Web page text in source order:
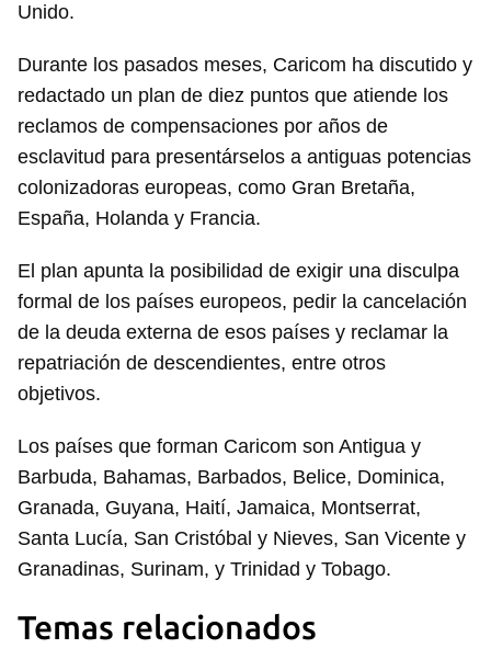
Para poder guardar como favorito, primero has de
Unido.
Durante los pasados meses, Caricom ha discutido y
redactado un plan de diez puntos que atiende los
reclamos de compensaciones por años de
esclavitud para presentárselos a antiguas potencias
colonizadoras europeas, como Gran Bretaña,
España, Holanda y Francia.
El plan apunta la posibilidad de exigir una disculpa
formal de los países europeos, pedir la cancelación
de la deuda externa de esos países y reclamar la
repatriación de descendientes, entre otros
objetivos.
Los países que forman Caricom son Antigua y
Barbuda, Bahamas, Barbados, Belice, Dominica,
Granada, Guyana, Haití, Jamaica, Montserrat,
Santa Lucía, San Cristóbal y Nieves, San Vicente y
Granadinas, Surinam, y Trinidad y Tobago.
Temas relacionados